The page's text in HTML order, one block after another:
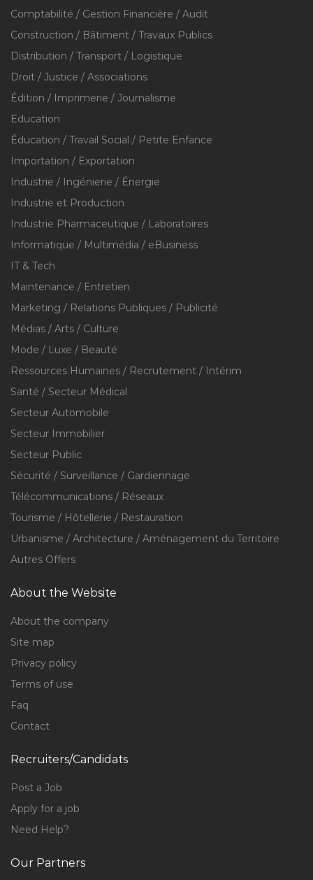
Comptabilité / Gestion Financière / Audit
Construction / Bâtiment / Travaux Publics
Distribution / Transport / Logistique
Droit / Justice / Associations
Édition / Imprimerie / Journalisme
Education
Éducation / Travail Social / Petite Enfance
Importation / Exportation
Industrie / Ingénierie / Énergie
Industrie et Production
Industrie Pharmaceutique / Laboratoires
Informatique / Multimédia / eBusiness
IT & Tech
Maintenance / Entretien
Marketing / Relations Publiques / Publicité
Médias / Arts / Culture
Mode / Luxe / Beauté
Ressources Humaines / Recrutement / Intérim
Santé / Secteur Médical
Secteur Automobile
Secteur Immobilier
Secteur Public
Sécurité / Surveillance / Gardiennage
Télécommunications / Réseaux
Tourisme / Hôtellerie / Restauration
Urbanisme / Architecture / Aménagement du Territoire
Autres Offers
About the Website
About the company
Site map
Privacy policy
Terms of use
Faq
Contact
Recruiters/Candidats
Post a Job
Apply for a job
Need Help?
Our Partners